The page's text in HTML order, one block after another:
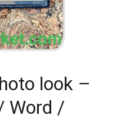
look –
Word /